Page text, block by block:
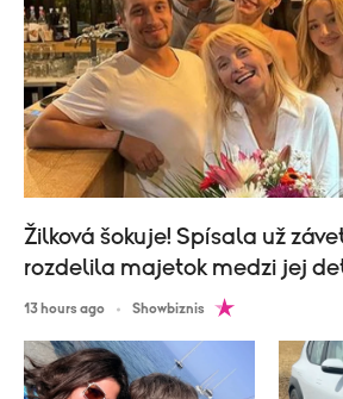
Žilková šokuje! Spísala už
rozdelila majetok medzi jej
13 hours ago Showbiznis